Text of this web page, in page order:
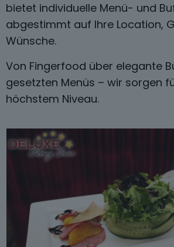
bietet individuelle Menü- und
abgestimmt auf Ihre Location,
Wünsche.
Von Fingerfood über elegante
gesetzten Menüs – wir sorgen
höchstem Niveau.